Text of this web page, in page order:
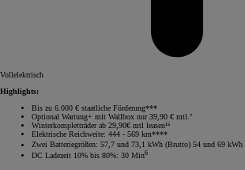
Vollelektrisch
Highlights:
Bis zu 6.000 € staatliche Förderung***
Optional Wartung+ mit Wallbox nur 39,90 € mtl.⁷
Winterkompletträder ab 29,90€ mtl leasen¹⁵
Elektrische Reichweite: 444 - 569 km****
Zwei Batteriegrößen: 57,7 und 73,1 kWh (Brutto) 54 und 69 kWh
DC Ladezeit 10% bis 80%: 30 Min6